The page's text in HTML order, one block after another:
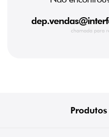
chamada para